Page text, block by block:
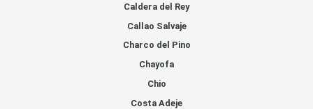
Caldera del Rey
Callao Salvaje
Charco del Pino
Chayofa
Chio
Costa Adeje